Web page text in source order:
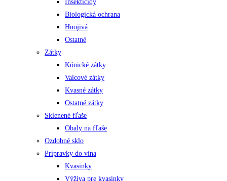
Insekticídy
Biologická ochrana
Hnojivá
Ostatné
Zátky
Kónické zátky
Valcové zátky
Kvasné zátky
Ostatné zátky
Sklenené fľaše
Obaly na fľaše
Ozdobné sklo
Prípravky do vína
Kvasinky
Výživa pre kvasinky